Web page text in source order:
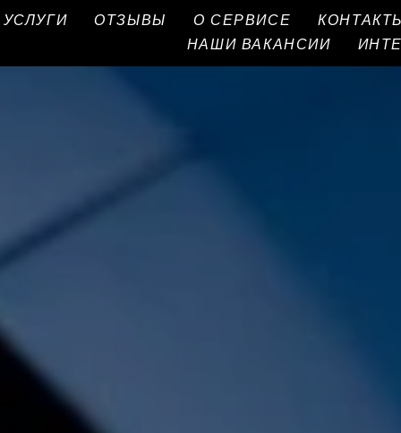
УСЛУГИ ОТЗЫВЫ О СЕРВИСЕ
НАШИ ВАКАНСИИ